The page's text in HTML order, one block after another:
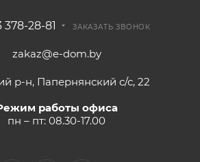
378-28-81 ЗАКАЗАТЬ ЗВОНОК
zakaz@e-dom.by
р-н, Папернянский с/с, 22
работы офиса
пн – пт: 08.30-17.00